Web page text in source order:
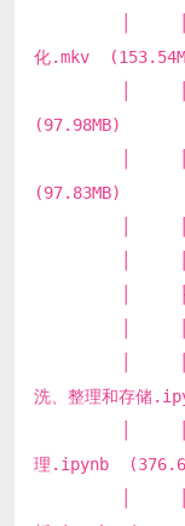
│ │
化.mkv
│ │
(97.98MB)
│ │
(97.83MB)
│ │
│ │
│ ├─
│ │
│ │
洗、整理和存储
│ │
理.ipynb
│ │